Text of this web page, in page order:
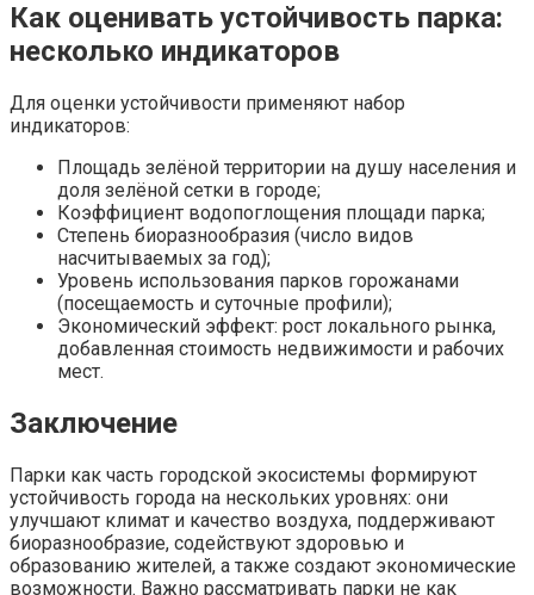
Как оценивать устойчивость парка:
несколько индикаторов
Для оценки устойчивости применяют набор
индикаторов:
Площадь зелёной территории на душу населения и
доля зелёной сетки в городе;
Коэффициент водопоглощения площади парка;
Степень биоразнообразия (число видов
насчитываемых за год);
Уровень использования парков горожанами
(посещаемость и суточные профили);
Экономический эффект: рост локального рынка,
добавленная стоимость недвижимости и рабочих
мест.
Заключение
Парки как часть городской экосистемы формируют
устойчивость города на нескольких уровнях: они
улучшают климат и качество воздуха, поддерживают
биоразнообразие, содействуют здоровью и
образованию жителей, а также создают экономические
возможности. Важно рассматривать парки не как